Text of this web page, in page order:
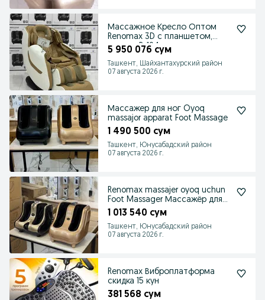
Массажное Кресло Оптом
Renomax 3D с планшетом,
модель R-104
5 950 076 сум
Ташкент, Шайхантахурский район
07 августа 2026 г.
Массажер для ног Oyoq
massajor apparat Foot Massage
1 490 500 сум
Ташкент, Юнусабадский район
07 августа 2026 г.
Renomax massajer oyoq uchun
Foot Massager Массажёр для
ног
1 013 540 сум
Ташкент, Юнусабадский район
07 августа 2026 г.
Renomax Виброплатформа
скидка 15 кун
381 568 сум